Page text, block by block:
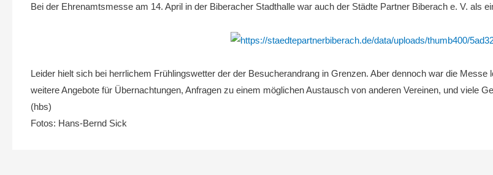
Bei der Ehrenamtsmesse am 14. April in der Biberacher Stadthalle war auch der Städte Partner Biberach e. V. als
Leider hielt sich bei herrlichem Frühlingswetter der der Besucherandrang in Grenzen. Aber dennoch war die
weitere Angebote für Übernachtungen, Anfragen zu einem möglichen Austausch von anderen Vereinen, und viele
(hbs)
Fotos: Hans-Bernd Sick